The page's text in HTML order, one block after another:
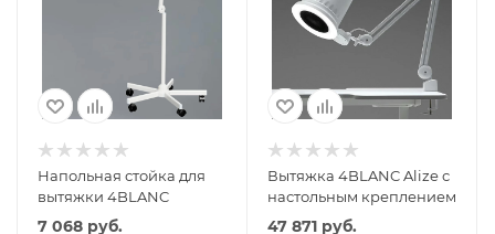
Напольная стойка для
вытяжки 4BLANC
7 068 руб.
Вытяжка 4BLANC Alize с
настольным креплением
47 871 руб.